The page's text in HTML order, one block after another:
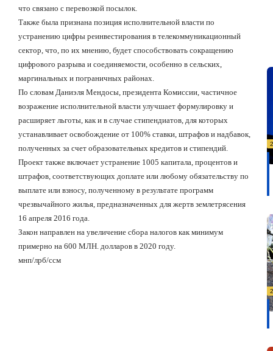
что связано с перевозкой посылок.
Также была признана позиция исполнительной власти по
устранению цифры реинвестирования в телекоммуникационный
сектор, что, по их мнению, будет способствовать сокращению
цифрового разрыва и соединяемости, особенно в сельских,
маргинальных и пограничных районах.
По словам Даниэля Мендосы, президента Комиссии, частичное
возражение исполнительной власти улучшает формулировку и
расширяет льготы, как и в случае стипендиатов, для которых
устанавливает освобождение от 100% ставки, штрафов и надбавок,
полученных за счет образовательных кредитов и стипендий.
Проект также включает устранение 1005 капитала, процентов и
штрафов, соответствующих доплате или любому обязательству по
выплате или взносу, полученному в результате программ
чрезвычайного жилья, предназначенных для жертв землетрясения
16 апреля 2016 года.
Закон направлен на увеличение сбора налогов как минимум
примерно на 600 МЛН. долларов в 2020 году.
мнп/лрб/ссм